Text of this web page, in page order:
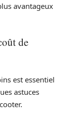
avantageux
de
est essentiel
astuces